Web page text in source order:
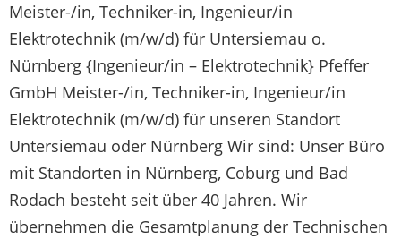
Meister-/in, Techniker-in, Ingenieur/in
Elektrotechnik (m/w/d) für Untersiemau o.
Nürnberg {Ingenieur/in – Elektrotechnik} Pfeffer
GmbH Meister-/in, Techniker-in, Ingenieur/in
Elektrotechnik (m/w/d) für unseren Standort
Untersiemau oder Nürnberg Wir sind: Unser Büro
mit Standorten in Nürnberg, Coburg und Bad
Rodach besteht seit über 40 Jahren. Wir
übernehmen die Gesamtplanung der Technischen